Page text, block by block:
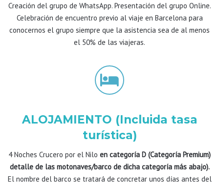
Creación del grupo de WhatsApp. Presentación del grupo Online.
Celebración de encuentro previo al viaje en Barcelona para
conocernos el grupo siempre que la asistencia sea de al menos
el 50% de las viajeras.
ALOJAMIENTO (Incluida tasa
turística)
4 Noches Crucero por el Nilo en categoría D (Categoría Premium)
detalle de las motonaves/barco de dicha categoría más abajo).
El nombre del barco se tratará de concretar unos días antes del